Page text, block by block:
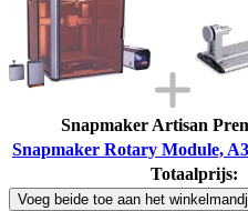
Snapmaker Artisan
Snapmaker Rotary Module,
Totaalprijs:
Voeg beide toe aan het